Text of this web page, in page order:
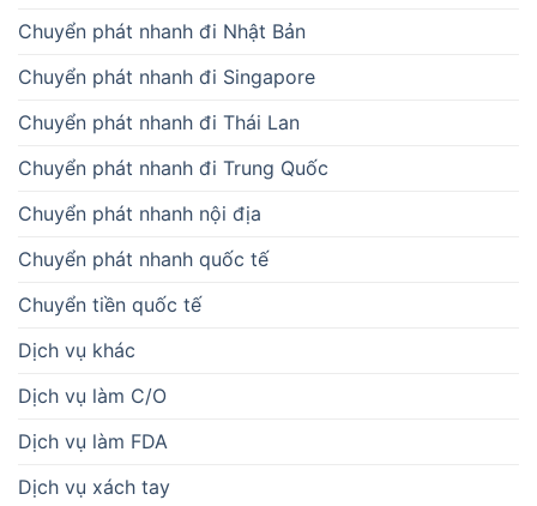
Chuyển phát nhanh đi Nhật Bản
Chuyển phát nhanh đi Singapore
Chuyển phát nhanh đi Thái Lan
Chuyển phát nhanh đi Trung Quốc
Chuyển phát nhanh nội địa
Chuyển phát nhanh quốc tế
Chuyển tiền quốc tế
Dịch vụ khác
Dịch vụ làm C/O
Dịch vụ làm FDA
Dịch vụ xách tay